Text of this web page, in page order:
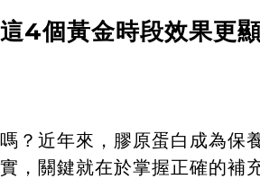
4個黃金時段效果更顯
？近年來，膠原蛋白成為保
，關鍵就在於掌握正確的補